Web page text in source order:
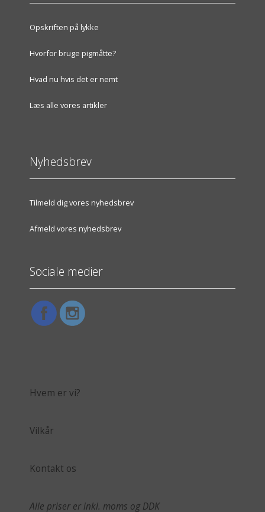
Opskriften på lykke
Hvorfor bruge pigmåtte?
Hvad nu hvis det er nemt
Læs alle vores artikler
Nyhedsbrev
Tilmeld dig vores nyhedsbrev
Afmeld vores nyhedsbrev
Sociale medier
Hvem er vi?
Vilkår
Kontakt os
Alle priser er inkl. moms og DDK